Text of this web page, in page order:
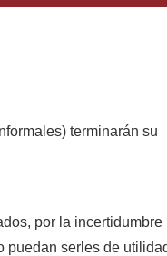
terminarán su
por la incertidumbre
puedan serles de